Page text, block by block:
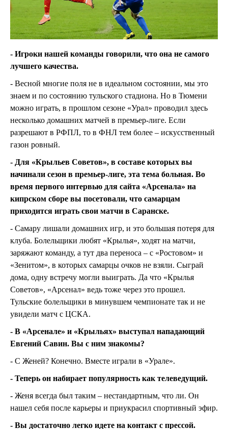
- Игроки нашей команды говорили, что она не самого
лучшего качества.
- Весной многие поля не в идеальном состоянии, мы это
знаем и по состоянию тульского стадиона. Но в Тюмени
можно играть, в прошлом сезоне «Урал» проводил здесь
несколько домашних матчей в премьер-лиге. Если
разрешают в РФПЛ, то в ФНЛ тем более – искусственный
газон ровный.
- Для «Крыльев Советов», в составе которых вы
начинали сезон в премьер-лиге, эта тема больная. Во
время первого интервью для сайта «Арсенала» на
кипрском сборе вы посетовали, что самарцам
приходится играть свои матчи в Саранске.
- Самару лишали домашних игр, и это большая потеря для
клуба. Болельщики любят «Крылья», ходят на матчи,
заряжают команду, а тут два переноса – с «Ростовом» и
«Зенитом», в которых самарцы очков не взяли. Сыграй
дома, одну встречу могли выиграть. Да что «Крылья
Советов», «Арсенал» ведь тоже через это прошел.
Тульские болельщики в минувшем чемпионате так и не
увидели матч с ЦСКА.
- В «Арсенале» и «Крыльях» выступал нападающий
Евгений Савин. Вы с ним знакомы?
- С Женей? Конечно. Вместе играли в «Урале».
- Теперь он набирает популярность как телеведущий.
- Женя всегда был таким – нестандартным, что ли. Он
нашел себя после карьеры и приукрасил спортивный эфир.
- Вы достаточно легко идете на контакт с прессой.